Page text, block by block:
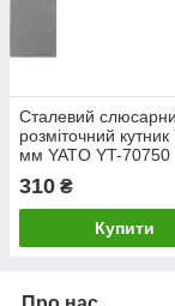
Сталевий
розміточний
мм YATO YT-70750
310 ₴
Купити